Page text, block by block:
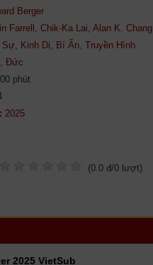
Berger
Farrell , Chik-Ka Lai, Alan K. Chang
Sự, Kinh Dị, Bí Ẩn, Truyền Hình
, Đức
phút
(0.0 đ/0 lượt)
2025 VietSub